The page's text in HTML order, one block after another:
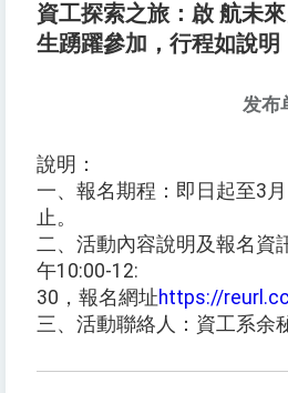
資工探索之旅：啟 航未
生踴躍參加，行程如說明
发布
說明：
一、報名期程：即日起至3
止。
二、活動內容說明及報名資
午10:00-12:
30，報名網址https://
三、活動聯絡人：資工系余